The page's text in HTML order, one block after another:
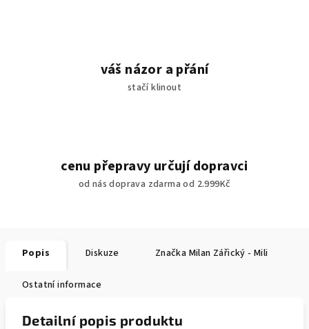
váš názor a přání
stačí klinout
cenu přepravy určují dopravci
od nás doprava zdarma od 2.999Kč
Popis Diskuze Značka Milan Zářický - Mili
Ostatní informace
Detailní popis produktu